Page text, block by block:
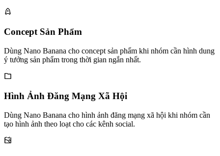
Concept Sản Phẩm
Dùng Nano Banana cho concept sản phẩm khi nhóm cần hình dung
ý tưởng sản phẩm trong thời gian ngắn nhất.
Hình Ảnh Đăng Mạng Xã Hội
Dùng Nano Banana cho hình ảnh đăng mạng xã hội khi nhóm cần
tạo hình ảnh theo loạt cho các kênh social.